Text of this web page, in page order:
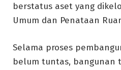
berstatus aset yang
Umum dan Penataan
Selama proses
belum tuntas, bangunan